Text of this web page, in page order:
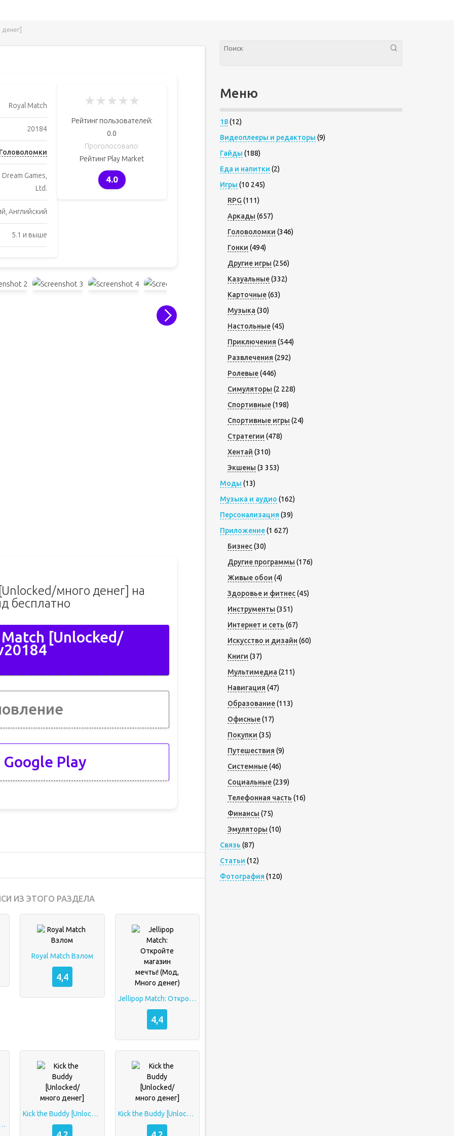
Royal Match
20184
Dream Games,
Ltd.
Английский
5.1 и выше
★★★★★
Рейтинг пользователей:
0.0
Проголосовало:
Рейтинг Play Market
4.0
много денег] на
бесплатно
[Unlocked/
Play
ИЗ ЭТОГО РАЗДЕЛА
Royal Match Взлом
4,4
Jellipop Match: Откройте магазин мечты! (Мод, Много денег)
4,4
(Мод, Много денег/Unlocked)
Kick the Buddy [Unlocked/много денег] Kick the Buddy [Unlocked/много денег]
Меню
18(12)
Видеоплееры и редакторы (9)
Гайды (188)
Еда и напитки (2)
Игры (10 245)
RPG (111)
Аркады (657)
Головоломки (346)
Гонки (494)
Другие игры (256)
Казуальные(332)
Карточные(63)
Музыка (30)
Настольные(45)
Приключения (544)
Развлечения (292)
Ролевые(446)
Симуляторы (2 228)
Спортивные(198)
Спортивные игры (24)
Стратегии (478)
Хентай (310)
Экшены (3 353)
Моды (13)
Музыка и аудио (162)
Персонализация (39)
Приложение(1 627)
Бизнес(30)
Другие программы (176)
Живые обои (4)
Здоровье и фитнес(45)
Инструменты (351)
Интернет и сеть (67)
Искусство и дизайн (60)
Книги (37)
Мультимедиа (211)
Навигация (47)
Образование(113)
Офисные(17)
Покупки (35)
Путешествия (9)
Системные(46)
Социальные(239)
Телефонная часть (16)
Финансы (75)
Эмуляторы (10)
Связь (87)
Статьи (12)
Фотография (120)